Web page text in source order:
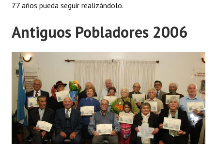
77 años pueda seguir realizándolo.
Antiguos Pobladores 2006